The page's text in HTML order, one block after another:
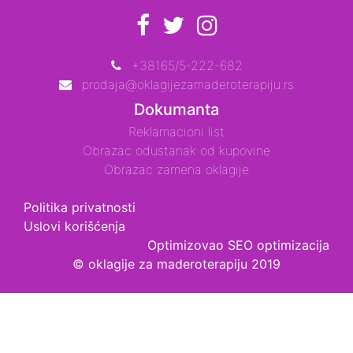
+38165/5-222-682
prodaja@oklagijezamaderoterapiju.rs
Dokumanta
Reklamacioni list
Obrazac odustanak od kupovine
Obrazac zamena oklagije
Politika privatnosti
Uslovi korišćenja
Optimizovao SEO optimizacija
© oklagije za maderoterapiju 2019